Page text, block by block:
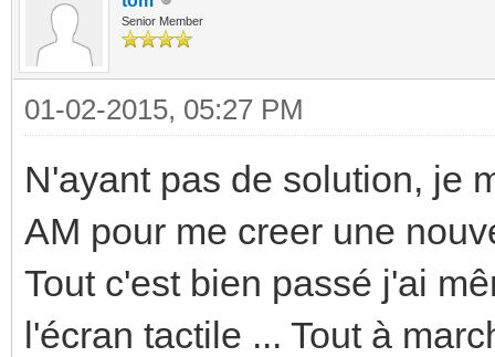
Senior Member
01-02-2015, 05:27 PM
N'ayant pas de solution, je
AM pour me creer une
Tout c'est bien passé j'ai
l'écran tactile ... Tout à